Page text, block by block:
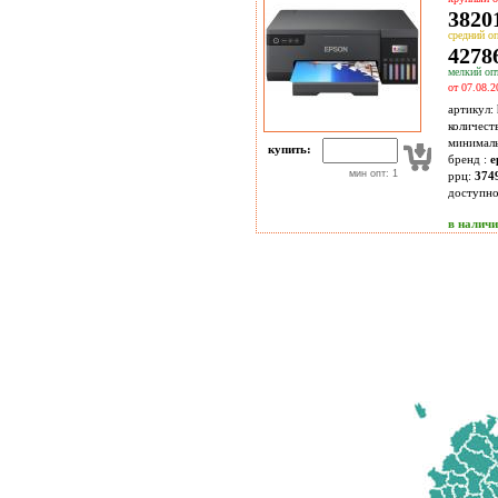
купить:
мин опт: 1
средний
мелкий
от
артикул:
бренд :
ррц:
в